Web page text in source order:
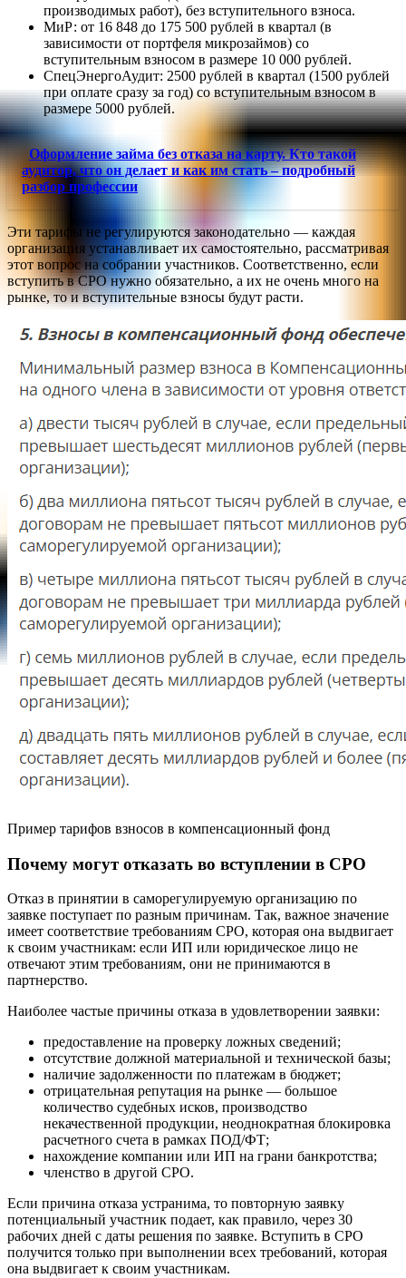
производимых работ), без вступительного взноса.
МиР: от 16 848 до 175 500 рублей в квартал (в
зависимости от портфеля микрозаймов) со
вступительным взносом в размере 10 000 рублей.
СпецЭнергоАудит: 2500 рублей в квартал (1500 рублей
при оплате сразу за год) со вступительным взносом в
размере 5000 рублей.
Оформление займа без отказа на карту. Кто такой
аудитор, что он делает и как им стать – подробный
разбор профессии
Эти тарифы не регулируются законодательно — каждая
организация устанавливает их самостоятельно, рассматривая
этот вопрос на собрании участников. Соответственно, если
вступить в СРО нужно обязательно, а их не очень много на
рынке, то и вступительные взносы будут расти.
Пример тарифов взносов в компенсационный фонд
Почему могут отказать во вступлении в СРО
Отказ в принятии в саморегулируемую организацию по
заявке поступает по разным причинам. Так, важное значение
имеет соответствие требованиям СРО, которая она выдвигает
к своим участникам: если ИП или юридическое лицо не
отвечают этим требованиям, они не принимаются в
партнерство.
Наиболее частые причины отказа в удовлетворении заявки:
предоставление на проверку ложных сведений;
отсутствие должной материальной и технической базы;
наличие задолженности по платежам в бюджет;
отрицательная репутация на рынке — большое
количество судебных исков, производство
некачественной продукции, неоднократная блокировка
расчетного счета в рамках ПОД/ФТ;
нахождение компании или ИП на грани банкротства;
членство в другой СРО.
Если причина отказа устранима, то повторную заявку
потенциальный участник подает, как правило, через 30
рабочих дней с даты решения по заявке. Вступить в СРО
получится только при выполнении всех требований, которая
она выдвигает к своим участникам.